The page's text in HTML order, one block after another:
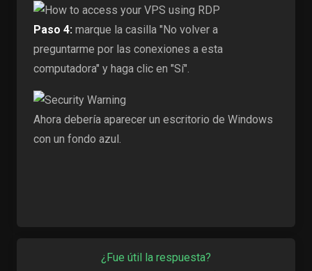
Paso 4: marque la casilla "No volver a
preguntarme por las conexiones a esta
computadora" y haga clic en "Sí".
Ahora debería aparecer un escritorio de Windows
con un fondo azul.
¿Fue útil la respuesta?